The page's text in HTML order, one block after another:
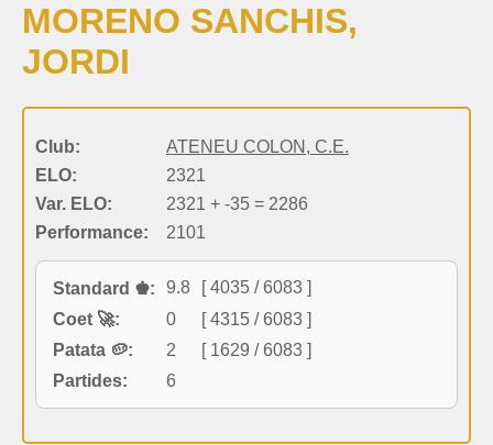
MORENO SANCHIS,
JORDI
Club:
ATENEU COLON, C.E.
ELO:
2321
Var. ELO:
2321 + -35 = 2286
Performance:
2101
Standard ♚: 9.8
[ 4035 / 6083 ]
Coet 🚀:
0
[ 4315 / 6083 ]
Patata 🥔:
2
[ 1629 / 6083 ]
Partides:
6